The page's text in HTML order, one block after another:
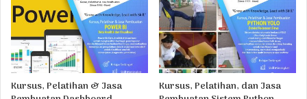
Kursus, Pelatihan & Jasa
Kursus, Pelatihan, dan Jasa